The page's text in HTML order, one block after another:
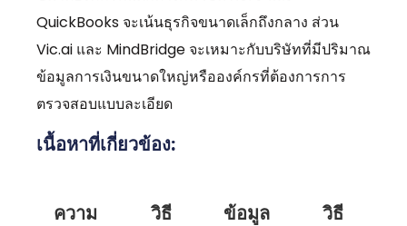
QuickBooks จะเน้นธุรกิจขนาดเล็กถึงกลาง ส่วน
Vic.ai และ MindBridge จะเหมาะกับบริษัทที่มีปริมาณ
ข้อมูลการเงินขนาดใหญ่หรือองค์กรที่ต้องการการ
ตรวจสอบแบบละเอียด
เนื้อหาที่เกี่ยวข้อง:
ความ
วิธี
ข้อมูล
วิธี